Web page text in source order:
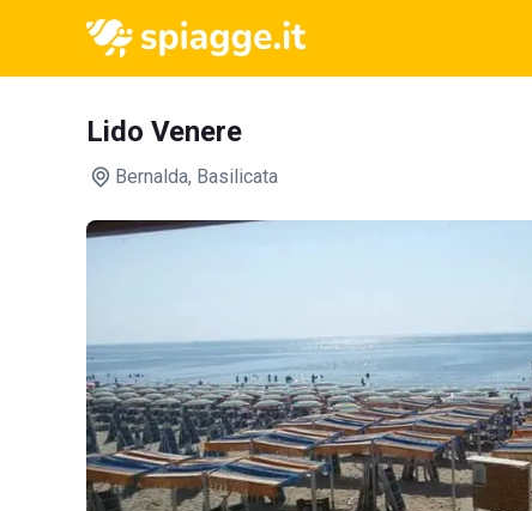
Lido Venere
Bernalda, Basilicata